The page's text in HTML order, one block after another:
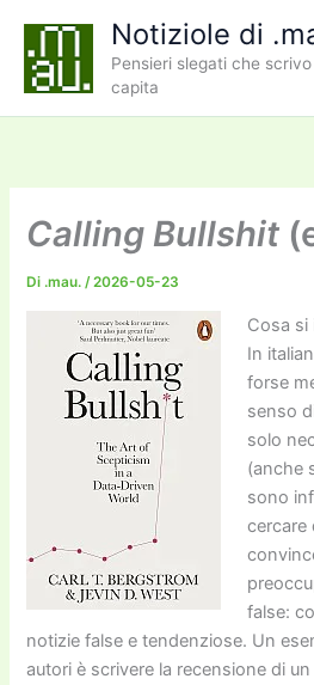
contenuto
Notiziole di
Pensieri slegati che
capita
Calling Bullshit
Di .mau./2026-05-23
Cosa si
In
forse
senso
solo
(anche
sono
cercare
false:
notizie false e tendenziose. Un
autori è scrivere la recensione di